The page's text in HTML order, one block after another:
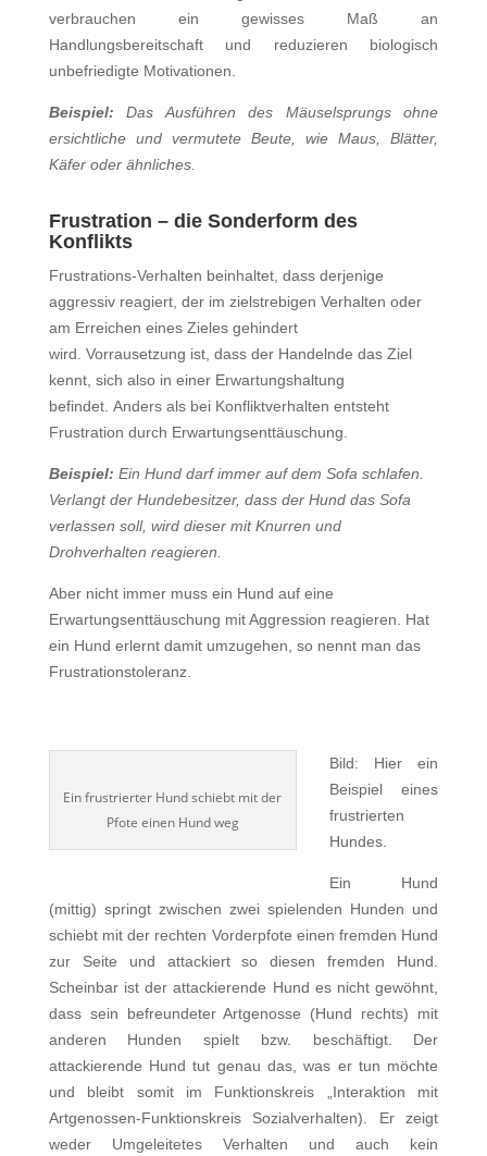
verbrauchen ein gewisses Maß an
Handlungsbereitschaft und reduzieren biologisch
unbefriedigte Motivationen.
Beispiel: Das Ausführen des Mäuselsprungs ohne
ersichtliche und vermutete Beute, wie Maus, Blätter,
Käfer oder ähnliches.
Frustration – die Sonderform des
Konflikts
Frustrations-Verhalten beinhaltet, dass derjenige
aggressiv reagiert, der im zielstrebigen Verhalten oder
am Erreichen eines Zieles gehindert
wird. Vorrausetzung ist, dass der Handelnde das Ziel
kennt, sich also in einer Erwartungshaltung
befindet. Anders als bei Konfliktverhalten entsteht
Frustration durch Erwartungsenttäuschung.
Beispiel: Ein Hund darf immer auf dem Sofa schlafen.
Verlangt der Hundebesitzer, dass der Hund das Sofa
verlassen soll, wird dieser mit Knurren und
Drohverhalten reagieren.
Aber nicht immer muss ein Hund auf eine
Erwartungsenttäuschung mit Aggression reagieren. Hat
ein Hund erlernt damit umzugehen, so nennt man das
Frustrationstoleranz.
Ein frustrierter Hund schiebt mit der
Pfote einen Hund weg
Bild: Hier ein
Beispiel eines
frustrierten
Hundes.
Ein Hund
(mittig) springt zwischen zwei spielenden Hunden und
schiebt mit der rechten Vorderpfote einen fremden Hund
zur Seite und attackiert so diesen fremden Hund.
Scheinbar ist der attackierende Hund es nicht gewöhnt,
dass sein befreundeter Artgenosse (Hund rechts) mit
anderen Hunden spielt bzw. beschäftigt. Der
attackierende Hund tut genau das, was er tun möchte
und bleibt somit im Funktionskreis „Interaktion mit
Artgenossen-Funktionskreis Sozialverhalten). Er zeigt
weder Umgeleitetes Verhalten und auch kein